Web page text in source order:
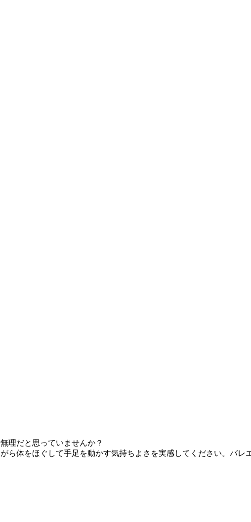
理だと思っていませんか？
ら体をほぐして手足を動かす気持ちよさを実感してください。バ